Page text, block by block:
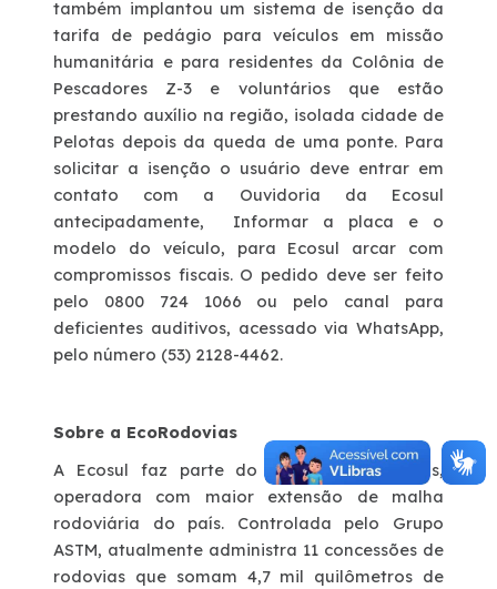
também implantou um sistema de isenção da
tarifa de pedágio para veículos em missão
humanitária e para residentes da Colônia de
Pescadores Z-3 e voluntários que estão
prestando auxílio na região, isolada cidade de
Pelotas depois da queda de uma ponte. Para
solicitar a isenção o usuário deve entrar em
contato com a Ouvidoria da Ecosul
antecipadamente, Informar a placa e o
modelo do veículo, para Ecosul arcar com
compromissos fiscais. O pedido deve ser feito
pelo 0800 724 1066 ou pelo canal para
deficientes auditivos, acessado via WhatsApp,
pelo número (53) 2128-4462.
Sobre a EcoRodovias
A Ecosul faz parte do Grupo EcoRodovias,
operadora com maior extensão de malha
rodoviária do país. Controlada pelo Grupo
ASTM, atualmente administra 11 concessões de
rodovias que somam 4,7 mil quilômetros de